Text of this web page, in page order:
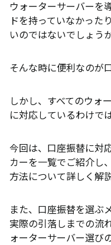
ウォーターサーバーを
ドを持っていなかった
いのではないでしょうか
そんな時に便利なのが
しかし、すべてのウォ
に対応しているわけで
今回は、口座振替に対
カーを一覧でご紹介し
方法について詳しく解
また、口座振替を選ぶ
実際の引落しまでの流
ォーターサーバー選び